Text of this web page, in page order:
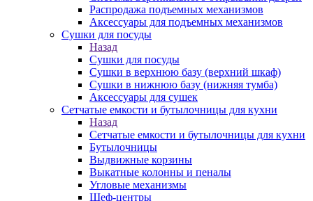
Распродажа подъемных механизмов
Аксессуары для подъемных механизмов
Сушки для посуды
Назад
Сушки для посуды
Сушки в верхнюю базу (верхний шкаф)
Сушки в нижнюю базу (нижняя тумба)
Аксессуары для сушек
Сетчатые емкости и бутылочницы для кухни
Назад
Сетчатые емкости и бутылочницы для кухни
Бутылочницы
Выдвижные корзины
Выкатные колонны и пеналы
Угловые механизмы
Шеф-центры